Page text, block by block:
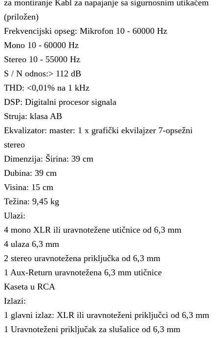
za montiranje Kabl za napajanje sa sigurnosnim utikačem
(priložen)
Frekvencijski opseg: Mikrofon 10 - 60000 Hz
Mono 10 - 60000 Hz
Stereo 10 - 55000 Hz
S / N odnos:> 112 dB
THD: <0,01% na 1 kHz
DSP: Digitalni procesor signala
Struja: klasa AB
Ekvalizator: master: 1 x grafički ekvilajzer 7-opsežni
stereo
Dimenzija: Širina: 39 cm
Dubina: 39 cm
Visina: 15 cm
Težina: 9,45 kg
Ulazi:
4 mono XLR ili uravnotežene utičnice od 6,3 mm
4 ulaza 6,3 mm
2 stereo uravnotežena priključka od 6,3 mm
1 Aux-Return uravnotežena 6,3 mm utičnice
Kaseta u RCA
Izlazi:
1 glavni izlaz: XLR ili uravnoteženi priključci od 6,3 mm
1 Uravnoteženi priključak za slušalice od 6,3 mm